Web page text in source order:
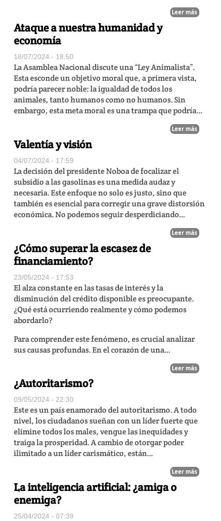
Leer más
Ataque a nuestra humanidad y
economía
18/07/2024 - 18:50
La Asamblea Nacional discute una “Ley Animalista”.
Esta esconde un objetivo moral que, a primera vista,
podría parecer noble: la igualdad de todos los
animales, tanto humanos como no humanos. Sin
embargo, esta meta moral es una trampa que podría...
Leer más
Valentía y visión
04/07/2024 - 17:59
La decisión del presidente Noboa de focalizar el
subsidio a las gasolinas es una medida audaz y
necesaria. Este enfoque no solo es justo, sino que
también es esencial para corregir una grave distorsión
económica. No podemos seguir desperdiciando...
Leer más
¿Cómo superar la escasez de
financiamiento?
23/05/2024 - 17:53
El alza constante en las tasas de interés y la
disminución del crédito disponible es preocupante.
¿Qué está ocurriendo realmente y cómo podemos
abordarlo?
Para comprender este fenómeno, es crucial analizar
sus causas profundas. En el corazón de una...
Leer más
¿Autoritarismo?
09/05/2024 - 22:30
Este es un país enamorado del autoritarismo. A todo
nivel, los ciudadanos sueñan con un líder fuerte que
elimine todos los males, vengue las inequidades y
traiga la prosperidad. A cambio de otorgar poder
ilimitado a un líder carismático, están...
Leer más
La inteligencia artificial: ¿amiga o
enemiga?
25/04/2024 - 07:39